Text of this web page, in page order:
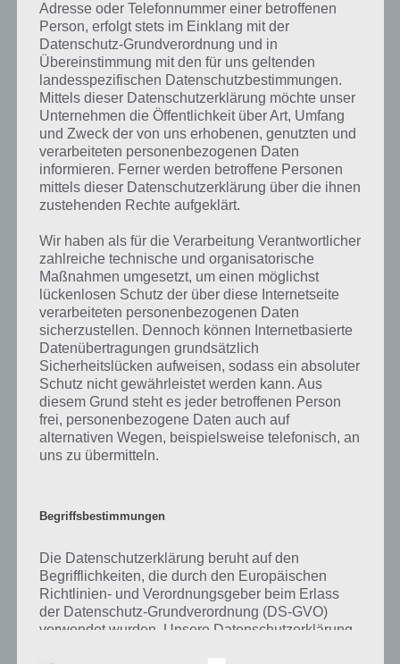
Kurze Begriffserklärung zur Lösung
Asphalt
Bilder 1 Wort, doch welche Bedeutung hat dieses eigentlich und was
gibt es dazu zu wissen? Passt das Wort auch zu Großstadtleben? Zu
bestimmten Lösungen präsentieren wir daher auch immer eine
kurze Begriffserklärung!
Zu Asphalt haben wir zunächst keine weiteren Informationen parat!
Auf WhatsApp teilen Teilen auf Facebook
Mehr Artikel hier auf Touchportal
Adresse oder Telefonnummer einer betroffenen
Person, erfolgt stets im Einklang mit der
Datenschutz-Grundverordnung und in
Übereinstimmung mit den für uns geltenden
landesspezifischen Datenschutzbestimmungen.
Mittels dieser Datenschutzerklärung möchte unser
Unternehmen die Öffentlichkeit über Art, Umfang
und Zweck der von uns erhobenen, genutzten und
verarbeiteten personenbezogenen Daten
informieren. Ferner werden betroffene Personen
mittels dieser Datenschutzerklärung über die ihnen
zustehenden Rechte aufgeklärt.
Wir haben als für die Verarbeitung Verantwortlicher
zahlreiche technische und organisatorische
Maßnahmen umgesetzt, um einen möglichst
lückenlosen Schutz der über diese Internetseite
verarbeiteten personenbezogenen Daten
sicherzustellen. Dennoch können Internetbasierte
Datenübertragungen grundsätzlich
Sicherheitslücken aufweisen, sodass ein absoluter
Schutz nicht gewährleistet werden kann. Aus
diesem Grund steht es jeder betroffenen Person
frei, personenbezogene Daten auch auf
alternativen Wegen, beispielsweise telefonisch, an
uns zu übermitteln.
Begriffsbestimmungen
Die Datenschutzerklärung beruht auf den
Begrifflichkeiten, die durch den Europäischen
Richtlinien- und Verordnungsgeber beim Erlass
der Datenschutz-Grundverordnung (DS-GVO)
verwendet wurden. Unsere Datenschutzerklärung